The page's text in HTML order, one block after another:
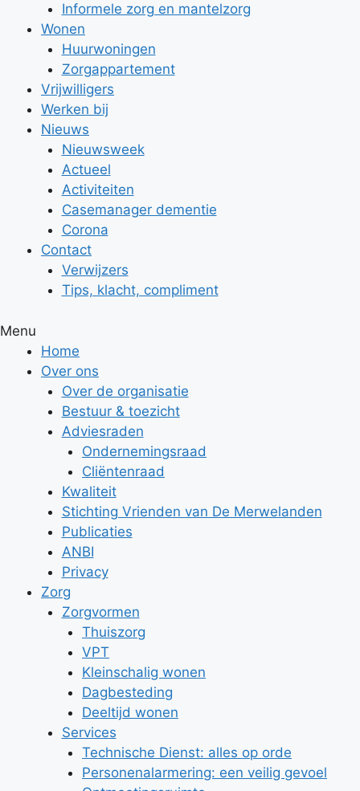
Informele zorg en mantelzorg
Wonen
Huurwoningen
Zorgappartement
Vrijwilligers
Werken bij
Nieuws
Nieuwsweek
Actueel
Activiteiten
Casemanager dementie
Corona
Contact
Verwijzers
Tips, klacht, compliment
Menu
Home
Over ons
Over de organisatie
Bestuur & toezicht
Adviesraden
Ondernemingsraad
Cliëntenraad
Kwaliteit
Stichting Vrienden van De Merwelanden
Publicaties
ANBI
Privacy
Zorg
Zorgvormen
Thuiszorg
VPT
Kleinschalig wonen
Dagbesteding
Deeltijd wonen
Services
Technische Dienst: alles op orde
Personenalarmering: een veilig gevoel